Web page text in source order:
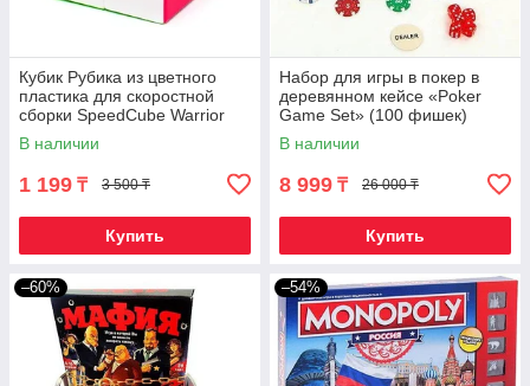
Кубик Рубика из цветного
пластика для скоростной
сборки SpeedCube Warrior
QYtoys (2 x 2 x 2)
В наличии
1 199 ₸ 3 500 ₸
Купить
Набор для игры в покер в
деревянном кейсе «Poker
Game Set» (100 фишек)
В наличии
8 999 ₸ 26 000 ₸
Купить
–60% –54%